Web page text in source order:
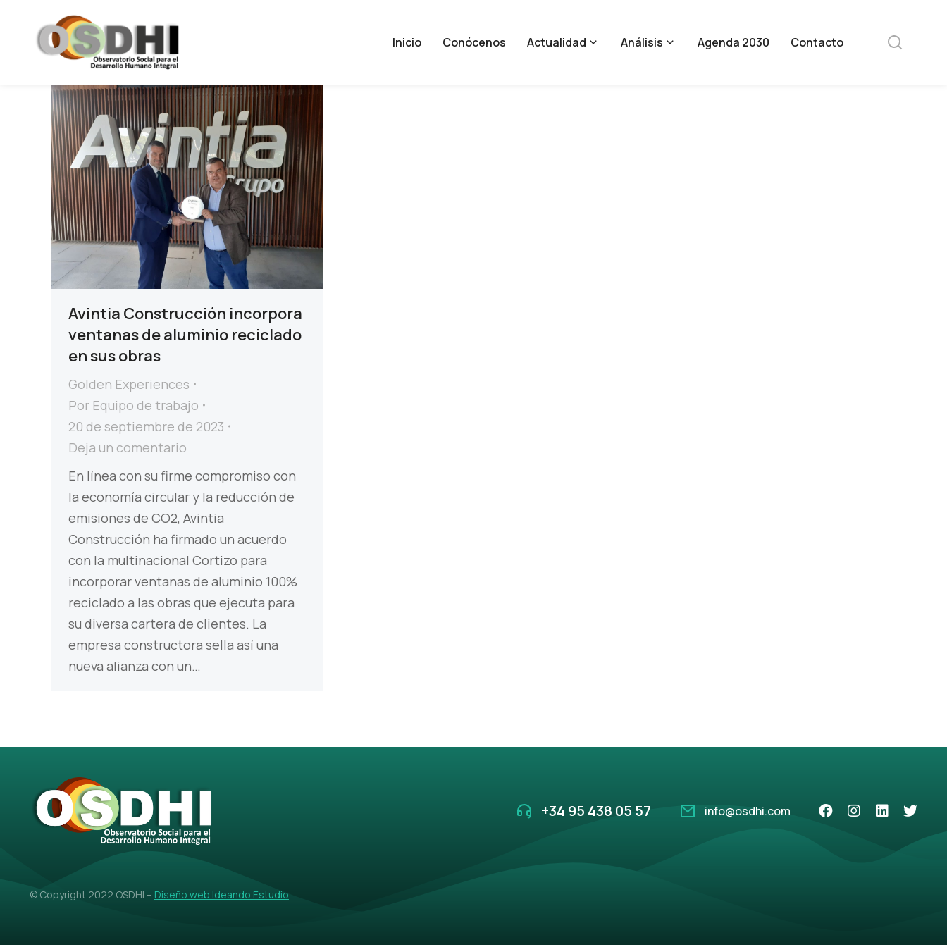
Inicio Conócenos Actualidad Análisis Agenda 2030 Contacto
Avintia Construcción incorpora
ventanas de aluminio reciclado
en sus obras
Golden Experiences
Por Equipo de trabajo
20 de septiembre de 2023
Deja un comentario
En línea con su firme compromiso con
la economía circular y la reducción de
emisiones de CO2, Avintia
Construcción ha firmado un acuerdo
con la multinacional Cortizo para
incorporar ventanas de aluminio 100%
reciclado a las obras que ejecuta para
su diversa cartera de clientes. La
empresa constructora sella así una
nueva alianza con un…
+34 95 438 05 57 info@osdhi.com
© Copyright 2022 OSDHI – Diseño web Ideando Estudio